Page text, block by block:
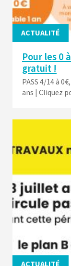
ACTUALITÉ
Pour les 0
gratuit !
PASS 4/14 à
ans | Cliquez